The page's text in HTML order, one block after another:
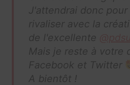
J'attendrai donc pour
rivaliser avec la
de l'excellente
Mais je reste à votre
Facebook et Twitter
A bientôt !